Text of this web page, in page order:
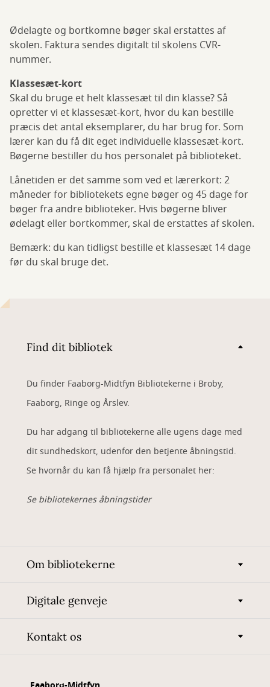
Ødelagte og bortkomne bøger skal erstattes af
skolen. Faktura sendes digitalt til skolens CVR-
nummer.
Klassesæt-kort
Skal du bruge et helt klassesæt til din klasse? Så
opretter vi et klassesæt-kort, hvor du kan bestille
præcis det antal eksemplarer, du har brug for. Som
lærer kan du få dit eget individuelle klassesæt-kort.
Bøgerne bestiller du hos personalet på biblioteket.
Lånetiden er det samme som ved et lærerkort: 2
måneder for bibliotekets egne bøger og 45 dage for
bøger fra andre biblioteker. Hvis bøgerne bliver
ødelagt eller bortkommer, skal de erstattes af skolen.
Bemærk: du kan tidligst bestille et klassesæt 14 dage
før du skal bruge det.
Find dit bibliotek
Du finder Faaborg-Midtfyn Bibliotekerne i Broby,
Faaborg, Ringe og Årslev.
Du har adgang til bibliotekerne alle ugens dage med
dit sundhedskort, udenfor den betjente åbningstid.
Se hvornår du kan få hjælp fra personalet her:
Se bibliotekernes åbningstider
Om bibliotekerne
Digitale genveje
Kontakt os